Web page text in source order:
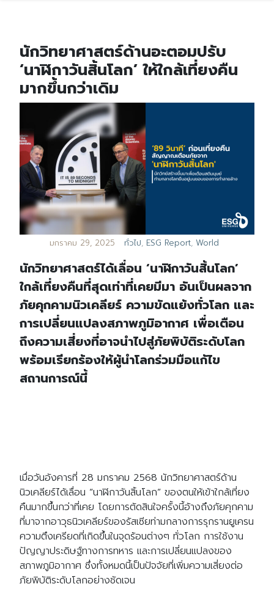
นักวิทยาศาสตร์ด้านอะตอมปรับ
‘นาฬิกาวันสิ้นโลก’ ให้ใกล้เที่ยงคืน
มากขึ้นกว่าเดิม
มกราคม 29, 2025 ทั่วไป, ESG Report, World
นักวิทยาศาสตร์ได้เลื่อน ‘นาฬิกาวันสิ้นโลก’
ใกล้เที่ยงคืนที่สุดเท่าที่เคยมีมา อันเป็นผลจาก
ภัยคุกคามนิวเคลียร์ ความขัดแย้งทั่วโลก และ
การเปลี่ยนแปลงสภาพภูมิอากาศ เพื่อเตือน
ถึงความเสี่ยงที่อาจนำไปสู่ภัยพิบัติระดับโลก
พร้อมเรียกร้องให้ผู้นำโลกร่วมมือแก้ไข
สถานการณ์นี้
เมื่อวันอังคารที่ 28 มกราคม 2568 นักวิทยาศาสตร์ด้าน
นิวเคลียร์ได้เลื่อน “นาฬิกาวันสิ้นโลก” ของตนให้เข้าใกล้เที่ยง
คืนมากขึ้นกว่าที่เคย โดยการตัดสินใจครั้งนี้อ้างถึงภัยคุกคาม
ที่มาจากอาวุธนิวเคลียร์ของรัสเซียท่ามกลางการรุกรานยูเครน
ความตึงเครียดที่เกิดขึ้นในจุดร้อนต่างๆ ทั่วโลก การใช้งาน
ปัญญาประดิษฐ์ทางการทหาร และการเปลี่ยนแปลงของ
สภาพภูมิอากาศ ซึ่งทั้งหมดนี้เป็นปัจจัยที่เพิ่มความเสี่ยงต่อ
ภัยพิบัติระดับโลกอย่างชัดเจน